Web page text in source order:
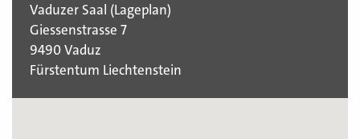
Vaduzer Saal (Lageplan)
Giessenstrasse 7
9490 Vaduz
Fürstentum Liechtenstein